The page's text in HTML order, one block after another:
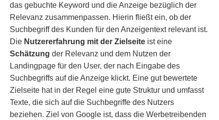
das gebuchte Keyword und die Anzeige bezüglich der
Relevanz zusammenpassen. Hierin fließt ein, ob der
Suchbegriff des Kunden für den Anzeigentext relevant ist.
Die Nutzererfahrung mit der Zielseite ist eine
Schätzung der Relevanz und dem Nutzen der
Landingpage für den User, der nach Eingabe des
Suchbegriffs auf die Anzeige klickt. Eine gut bewertete
Zielseite hat in der Regel eine gute Struktur und umfasst
Texte, die sich auf die Suchbegriffe des Nutzers
beziehen. Ziel von Google ist, dass die Werbetreibenden